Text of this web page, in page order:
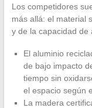
Los competidores
más allá: el material
y de la capacidad de
El aluminio
de bajo impacto
tiempo sin
el espacio según
La madera